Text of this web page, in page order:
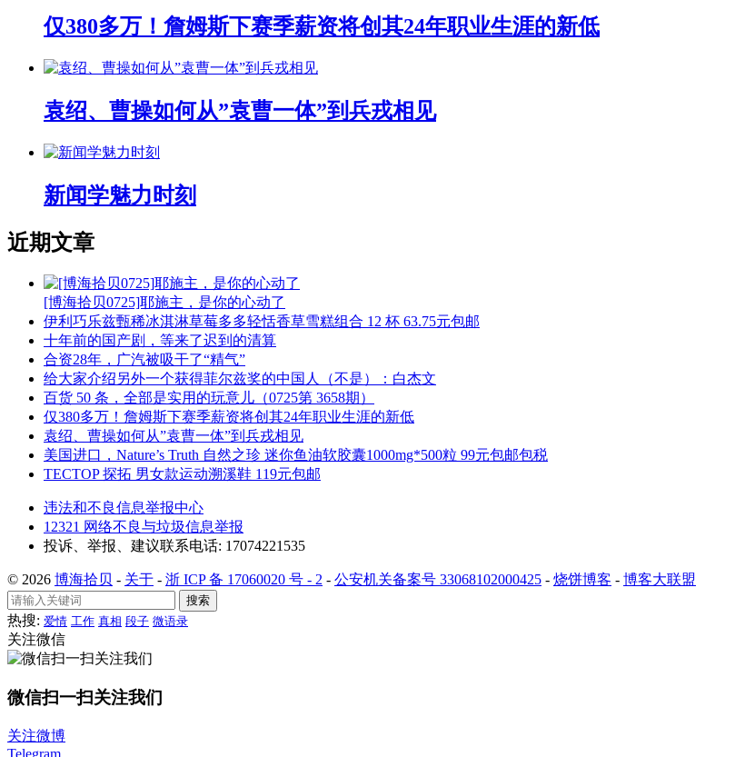
仅380多万！詹姆斯下赛季薪资将创其24年职业生涯的新低
袁绍、曹操如何从”袁曹一体”到兵戎相见
新闻学魅力时刻
近期文章
[博海拾贝0725]耶施主，是你的心动了
伊利巧乐兹甄稀冰淇淋草莓多多轻恬香草雪糕组合 12 杯 63.75元包邮
十年前的国产剧，等来了迟到的清算
合资28年，广汽被吸干了“精气”
给大家介绍另外一个获得菲尔兹奖的中国人（不是）：白杰文
百货 50 条，全部是实用的玩意儿（0725第 3658期）
仅380多万！詹姆斯下赛季薪资将创其24年职业生涯的新低
袁绍、曹操如何从”袁曹一体”到兵戎相见
美国进口，Nature’s Truth 自然之珍 迷你鱼油软胶囊1000mg*500粒 99元包邮包税
TECTOP 探拓 男女款运动溯溪鞋 119元包邮
违法和不良信息举报中心
12321 网络不良与垃圾信息举报
投诉、举报、建议联系电话: 17074221535
© 2026 博海拾贝 - 关于 - 浙 ICP 备 17060020 号 - 2 - 公安机关备案号 33068102000425 - 烧饼博客 - 博客大联盟
搜索
热搜: 爱情 工作 真相 段子 微语录
关注微信
微信扫一扫关注我们
关注微博
Telegram